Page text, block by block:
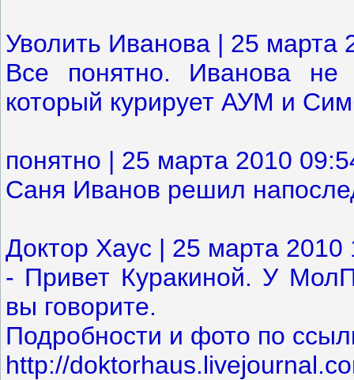
Уволить Иванова | 25 марта
Все понятно. Иванова
который курирует АУМ и
понятно | 25 марта 2010
Саня Иванов решил
Доктор Хаус | 25 марта 2010
- Привет Куракиной. У
вы говорите.
Подробности и фото по
http://